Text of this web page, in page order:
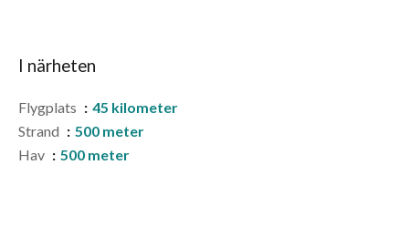
I närheten
Flygplats
45 kilometer
Strand
500 meter
Hav
500 meter